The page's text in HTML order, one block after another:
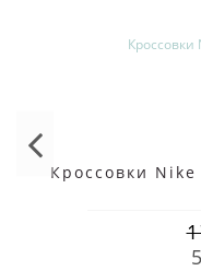
Кроссовки